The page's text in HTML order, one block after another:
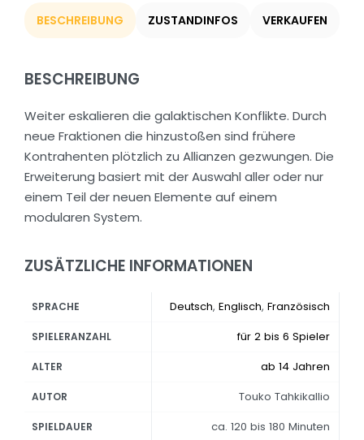
BESCHREIBUNG ZUSTANDINFOS VERKAUFEN
BESCHREIBUNG
Weiter eskalieren die galaktischen Konflikte. Durch
neue Fraktionen die hinzustoßen sind frühere
Kontrahenten plötzlich zu Allianzen gezwungen. Die
Erweiterung basiert mit der Auswahl aller oder nur
einem Teil der neuen Elemente auf einem
modularen System.
ZUSÄTZLICHE INFORMATIONEN
SPRACHE Deutsch, Englisch, Französisch
SPIELERANZAHL für 2 bis 6 Spieler
ALTER ab 14 Jahren
AUTOR Touko Tahkikallio
SPIELDAUER ca. 120 bis 180 Minuten